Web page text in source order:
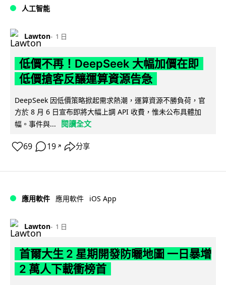
人工智能
Lawton 1 日
低價不再！DeepSeek 大幅加價在即
低價搶客反釀運算資源告急
DeepSeek 因低價策略掀起需求熱潮，運算資源不勝負荷，官
方於 8 月 6 日宣布即將大幅上調 API 收費，惟未公布具體加
幅。事件與...
閱讀全文
69 19 ↗ 分享
應用軟件 應用軟件 iOS App
Lawton 1 日
首爾大生 2 星期開發防曬地圖 一日暴增
2 萬人下載衝榜首